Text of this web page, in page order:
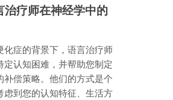
治疗师在神经学中的
化症的背景下，语言治疗师
定认知困难，并帮助您制定
补偿策略。他们的方式是个
虑到您的认知特征、生活方